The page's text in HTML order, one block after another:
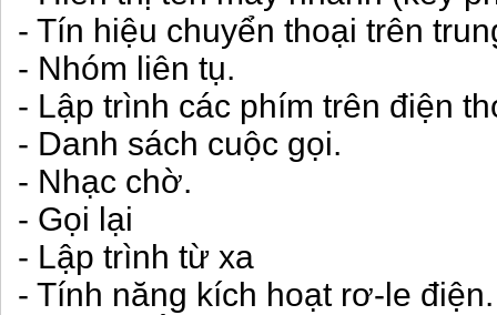
- Tín hiệu chuyển thoại trên
- Nhóm liên tụ.
- Lập trình các phím trên điện
- Danh sách cuộc gọi.
- Nhạc chờ.
- Gọi lại
- Lập trình từ xa
- Tính năng kích hoạt rơ-le điện.